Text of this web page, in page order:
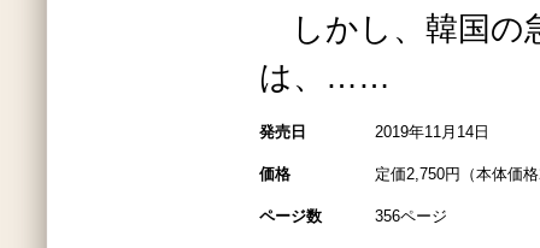
しかし、韓国の
は、……
発売日 2019年11月14日
価格 定価2,750円（本体価
ページ数 356ページ